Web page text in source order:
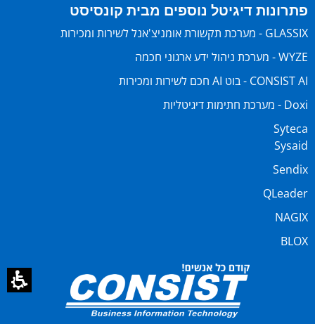
פתרונות דיגיטל נוספים מבית קונסיסט
GLASSIX - מערכת תקשורת אומניצ'אנל לשירות ומכירות
WYZE - מערכת ניהול ידע ארגוני חכמה
CONSIST AI - בוט AI חכם לשירות ומכירות
Doxi - מערכת חתימות דיגיטליות
Syteca
Sysaid
Sendix
QLeader
NAGIX
BLOX